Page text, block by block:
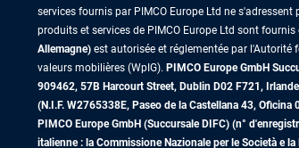
services fournis par PIMCO Europe Ltd ne
produits et services de PIMCO Europe Ltd sont
Allemagne) est autorisée et réglementée par l'Autorité
valeurs mobilières (WpIG). PIMCO Europe GmbH
909462, 57B Harcourt Street, Dublin D02 F721,
(N.I.F. W2765338E, Paseo de la Castellana 43,
PIMCO Europe GmbH (Succursale DIFC) (n°
italienne : la Commissione Nazionale per le Società e la